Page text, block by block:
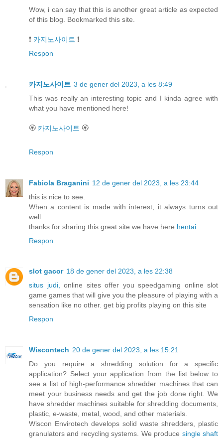
Wow, i can say that this is another great article as expected
of this blog. Bookmarked this site.
❗ 카지노사이트 ❗
Respon
카지노사이트 3 de gener del 2023, a les 8:49
This was really an interesting topic and I kinda agree with
what you have mentioned here!
🏵 카지노사이트 🏵
Respon
Fabiola Braganini 12 de gener del 2023, a les 23:44
this is nice to see.
When a content is made with interest, it always turns out
well
thanks for sharing this great site we have here hentai
Respon
slot gacor 18 de gener del 2023, a les 22:38
situs judi, online sites offer you speedgaming online slot
game games that will give you the pleasure of playing with a
sensation like no other. get big profits playing on this site
Respon
Wiscontech 20 de gener del 2023, a les 15:21
Do you require a shredding solution for a specific
application? Select your application from the list below to
see a list of high-performance shredder machines that can
meet your business needs and get the job done right. We
have shredder machines suitable for shredding documents,
plastic, e-waste, metal, wood, and other materials.
Wiscon Envirotech develops solid waste shredders, plastic
granulators and recycling systems. We produce single shaft